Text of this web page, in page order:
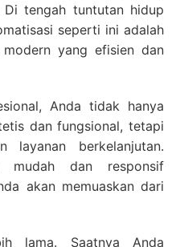
tengah tuntutan hidup
seperti ini adalah
yang efisien dan
Anda tidak hanya
dan fungsional, tetapi
layanan berkelanjutan.
mudah dan responsif
akan memuaskan dari
lama. Saatnya Anda